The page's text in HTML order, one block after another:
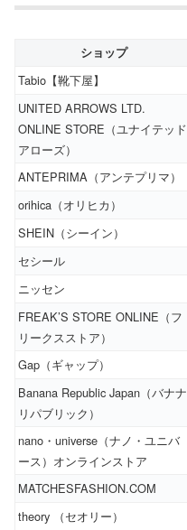
ショップ
Tabio【靴下屋】
UNITED ARROWS LTD.
ONLINE STORE（ユナイテッド
アローズ）
ANTEPRIMA（アンテプリマ）
orihica（オリヒカ）
SHEIN（シーイン）
セシール
ニッセン
FREAK’S STORE ONLINE（フ
リークスストア）
Gap（ギャップ）
Banana Republic Japan（バナナ
リパブリック）
nano・universe（ナノ・ユニバ
ース）オンラインストア
MATCHESFASHION.COM
theory （セオリー）